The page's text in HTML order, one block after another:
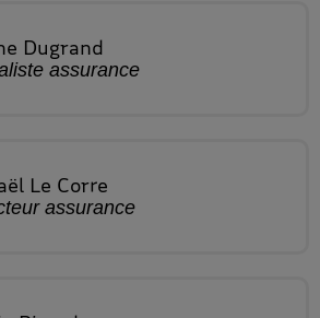
Dugrand
assurance
Le Corre
assurance